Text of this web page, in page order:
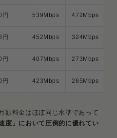
円 539Mbps 472Mbps
円 452Mbps 324Mbps
円 407Mbps 273Mbps
円 423Mbps 265Mbps
額料金はほぼ同じ水準であって
度」において圧倒的に優れてい